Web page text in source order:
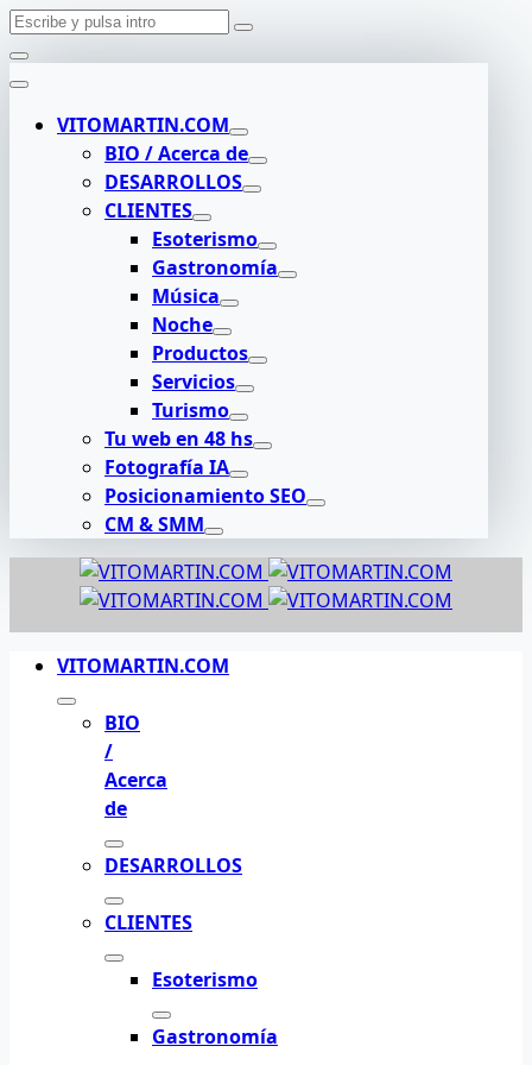
Saltar
al
contenido
Buscar:
VITOMARTIN.COM
BIO / Acerca de
DESARROLLOS
CLIENTES
Esoterismo
Gastronomía
Música
Noche
Productos
Servicios
Turismo
Tu web en 48 hs
Fotografía IA
Posicionamiento SEO
CM & SMM
VITOMARTIN.COM
BIO
/
Acerca
de
DESARROLLOS
CLIENTES
Esoterismo
Gastronomía